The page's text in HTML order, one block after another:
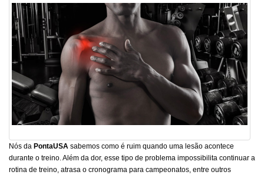
Nós da PontaUSA sabemos como é ruim quando uma lesão acontece
durante o treino. Além da dor, esse tipo de problema impossibilita continuar a
rotina de treino, atrasa o cronograma para campeonatos, entre outros